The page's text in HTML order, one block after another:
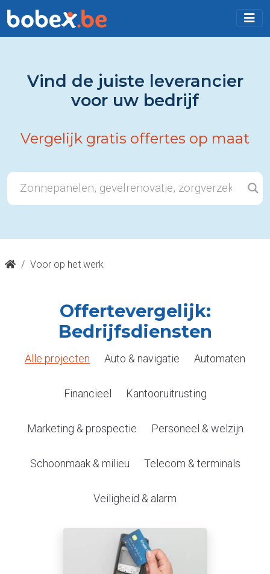
Vind de juiste leverancier
voor uw bedrijf
Vergelijk gratis offertes op maat
/ Voor op het werk
Offertevergelijk:
Bedrijfsdiensten
Alle projecten Auto & navigatie Automaten
Financieel Kantooruitrusting
Marketing & prospectie Personeel & welzijn
Schoonmaak & milieu Telecom & terminals
Veiligheid & alarm